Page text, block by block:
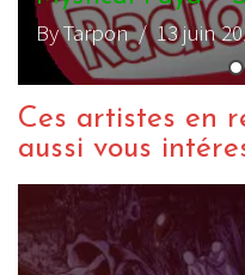
Ces artistes en
aussi vous